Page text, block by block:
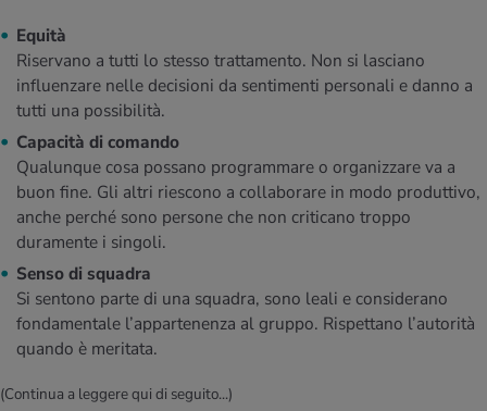
Equità
Riservano a tutti lo stesso trattamento. Non si lasciano
influenzare nelle decisioni da sentimenti personali e danno a
tutti una possibilità.
Capacità di comando
Qualunque cosa possano programmare o organizzare va a
buon fine. Gli altri riescono a collaborare in modo produttivo,
anche perché sono persone che non criticano troppo
duramente i singoli.
Senso di squadra
Si sentono parte di una squadra, sono leali e considerano
fondamentale l’appartenenza al gruppo. Rispettano l’autorità
quando è meritata.
(Continua a leggere qui di seguito...)